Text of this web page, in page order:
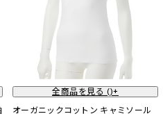
全商品を見る ()+
オーガニックコットン キャミソール